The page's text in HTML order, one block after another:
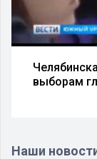
выборам
Наши